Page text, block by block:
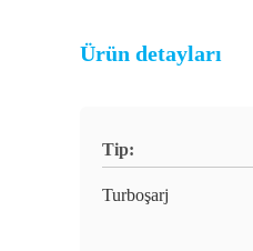
Ürün detayları
Tip:
Turboşarj